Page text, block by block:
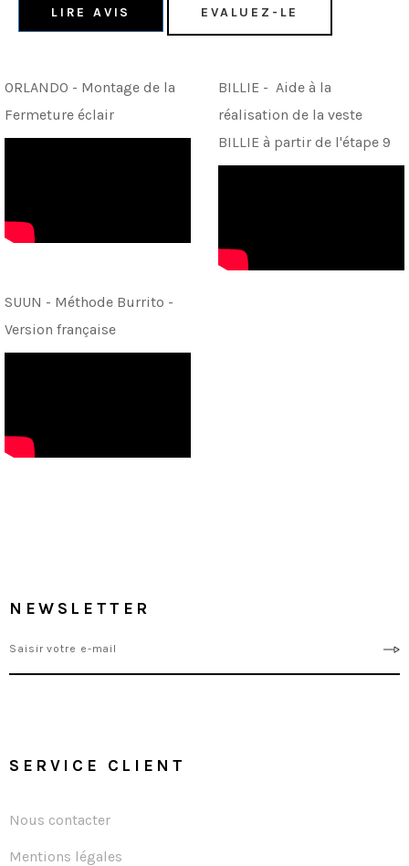
LIRE AVIS EVALUEZ-LE
ORLANDO - Montage de la
Fermeture éclair
BILLIE - Aide à la
réalisation de la veste
BILLIE à partir de l'étape 9
SUUN - Méthode Burrito -
Version française
NEWSLETTER
SERVICE CLIENT
Nous contacter
Mentions légales